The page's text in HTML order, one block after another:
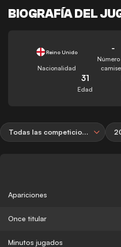
BIOGRAFÍA DEL
Reino Unido
Nacionalidad
-
31
Edad
Todas las competiciones
Apariciones
Once titular
Minutos jugados